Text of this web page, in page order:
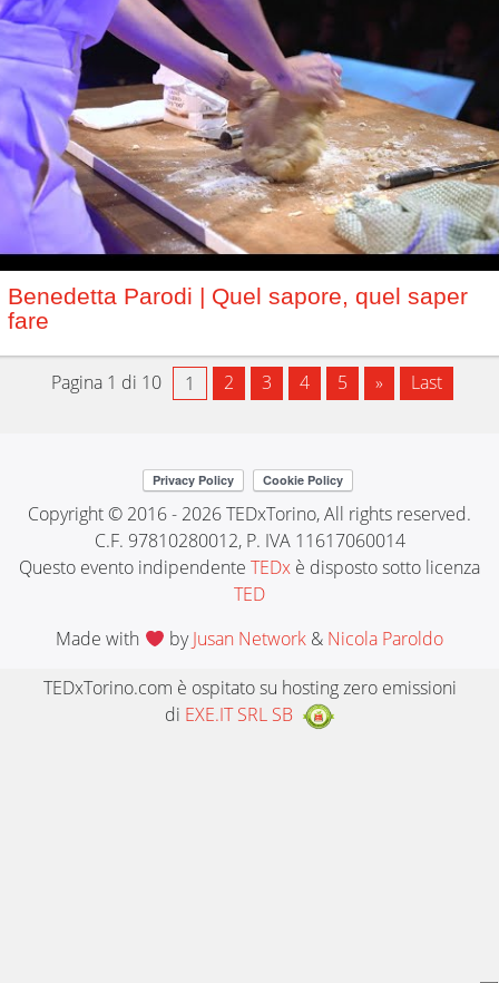
Benedetta Parodi | Quel sapore, quel saper
fare
Pagina 1 di 10 1 2 3 4 5 » Last
Copyright © 2016 - 2026 TEDxTorino, All rights reserved.
C.F. 97810280012, P. IVA 11617060014
Questo evento indipendente TEDx è disposto sotto licenza
TED
Made with
byJusan Network& Nicola Paroldo
TEDxTorino.com è ospitato su hosting zero emissioni
di EXE.IT SRL SB